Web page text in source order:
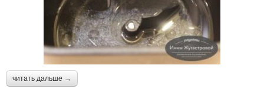
читать дальше →